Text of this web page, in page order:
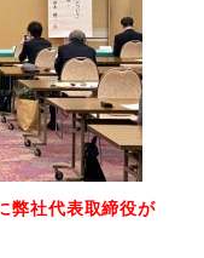
弊社代表取締役が